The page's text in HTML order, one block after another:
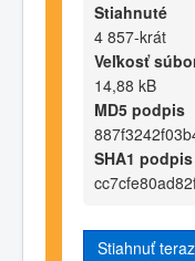
Stiahnuté
4 857-krát
Veľkosť
14,88 kB
MD5 podpis
SHA1 podpis
Stiahnuť teraz